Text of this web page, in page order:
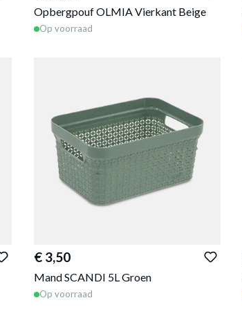
Opbergpouf OLMIA Vierkant Beige
Op voorraad
€ 3,50
Mand SCANDI 5L Groen
Op voorraad